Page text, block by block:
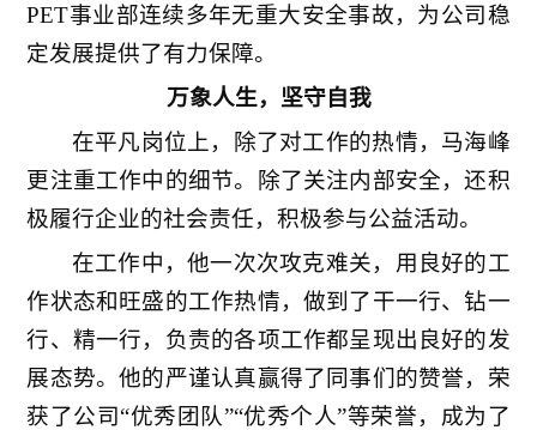
PET事业部连续多年无重大安全事故，为公司稳
定发展提供了有力保障。
万象人生，坚守自我
在平凡岗位上，除了对工作的热情，马海峰
更注重工作中的细节。除了关注内部安全，还积
极履行企业的社会责任，积极参与公益活动。
在工作中，他一次次攻克难关，用良好的工
作状态和旺盛的工作热情，做到了干一行、钻一
行、精一行，负责的各项工作都呈现出良好的发
展态势。他的严谨认真赢得了同事们的赞誉，荣
获了公司“优秀团队”“优秀个人”等荣誉，成为了